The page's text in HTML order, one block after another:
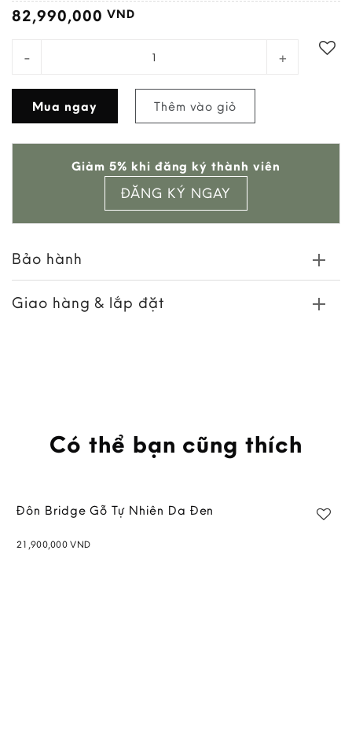
82,990,000VND
Mua ngay Thêm vào giỏ
Giảm 5% khi đăng ký thành viên
ĐĂNG KÝ NGAY
Bảo hành
Giao hàng & lắp đặt
Có thể bạn cũng thích
Đôn Bridge Gỗ Tự Nhiên Da Đen
21,900,000VND